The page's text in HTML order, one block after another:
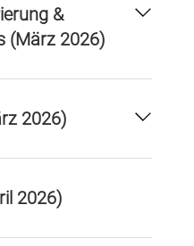
&
(März 2026)
2026)
2026)